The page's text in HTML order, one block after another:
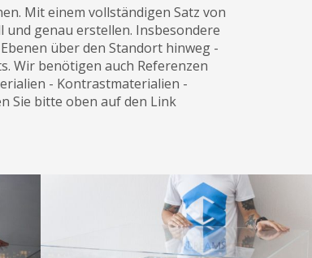
Mit einem vollständigen Satz von
genau erstellen. Insbesondere
über den Standort hinweg -
Wir benötigen auch Referenzen
- Kontrastmaterialien -
Sie bitte oben auf den Link